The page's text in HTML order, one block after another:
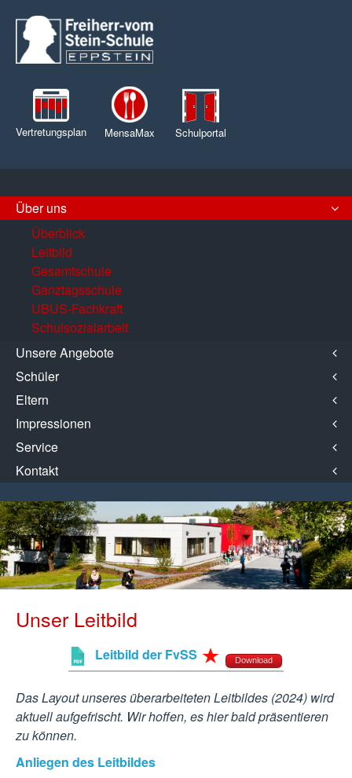
Vertretungsplan MensaMax Schulportal
Über uns
Überblick
Leitbild
Gesamtschule
Ganztagsschule
UBUS-Fachkraft
Schulsozialarbeit
Unsere Angebote
Schüler
Eltern
Impressionen
Service
Kontakt
Unser Leitbild
Leitbild der FvSS Download
Das Layout unseres überarbeiteten Leitbildes (2024) wird
aktuell aufgefrischt. Wir hoffen, es hier bald präsentieren
zu können.
Anliegen des Leitbildes